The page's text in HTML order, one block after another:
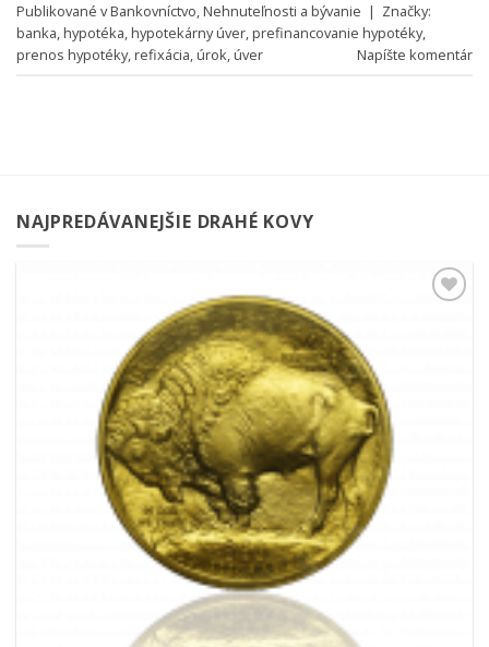
Publikované vBankovníctvo,Nehnuteľnosti a bývanie | Značky:
banka,hypotéka,hypotekárny úver,prefinancovanie hypotéky,
prenos hypotéky,refixácia,úrok,úver Napíšte komentár
NAJPREDÁVANEJŠIE DRAHÉ KOVY